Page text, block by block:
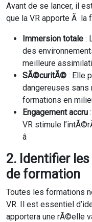
Avant de se lancer, il
que la VR apporte Ã la
Immersion totale :
des
meilleure
SÃ©curitÃ© : Elle
dangereuses
formations en
Engagement accru
VR stimule
â
2. Identifier
de formation
Toutes les formations
VR. Il est essentiel
apportera une rÃ©elle